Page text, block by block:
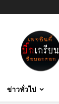
บิ๊ก
เกรียน
ข่าวทั่วไป